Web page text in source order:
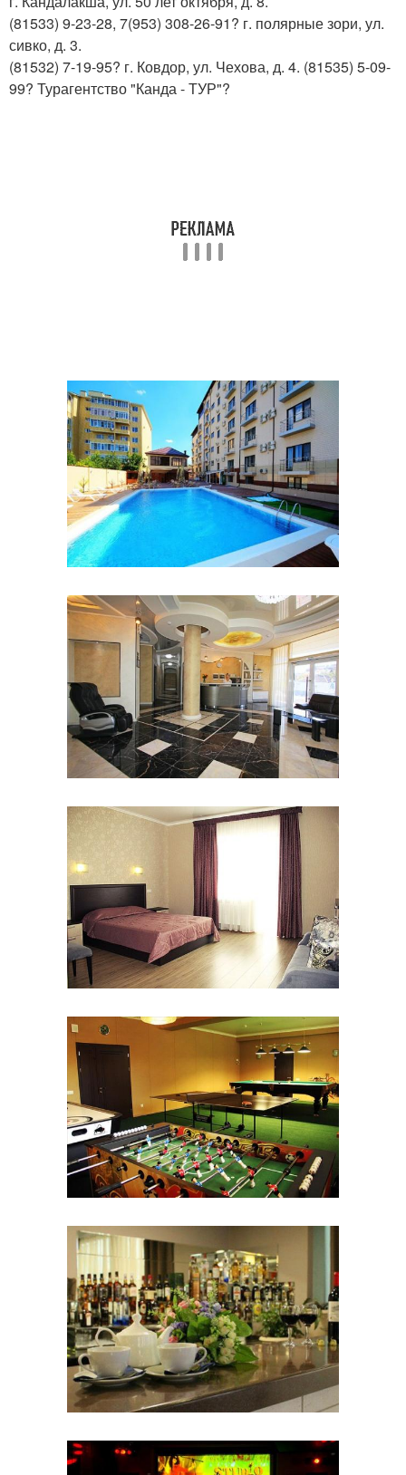
(81533) 9-23-28, 7(953) 308-26-91? г. полярные зори, ул.
сивко, д. 3.
(81532) 7-19-95? г. Ковдор, ул. Чехова, д. 4. (81535) 5-09-
99? Турагентство "Канда - ТУР"?